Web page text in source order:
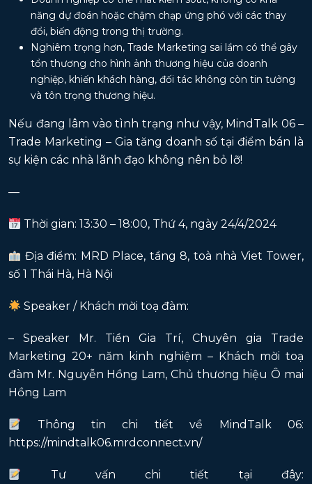
năng dự đoán hoặc chậm chạp ứng phó với các thay
đổi, biến động trong thị trường.
Nghiêm trọng hơn, Trade Marketing sai lầm có thể gây
tổn thương cho hình ảnh thương hiệu của doanh
nghiệp, khiến khách hàng, đối tác không còn tin tưởng
và tôn trọng thương hiệu.
Nếu đang lâm vào tình trạng như vậy, MindTalk 06 –
Trade Marketing – Gia tăng doanh số tại điểm bán là
sự kiện các nhà lãnh đạo không nên bỏ lỡ!
—
Thời gian: 13:30 – 18:00, Thứ 4, ngày 24/4/2024
Địa điểm: MRD Place, tầng 8, toà nhà Viet Tower,
số 1 Thái Hà, Hà Nội
Speaker / Khách mời toạ đàm:
– Speaker Mr. Tiền Gia Trí, Chuyên gia Trade
Marketing 20+ năm kinh nghiệm – Khách mời toạ
đàm Mr. Nguyễn Hồng Lam, Chủ thương hiệu Ô mai
Hồng Lam
Thông tin chi tiết về MindTalk 06:
https://mindtalk06.mrdconnect.vn/
Tư vấn chi tiết tại đây: